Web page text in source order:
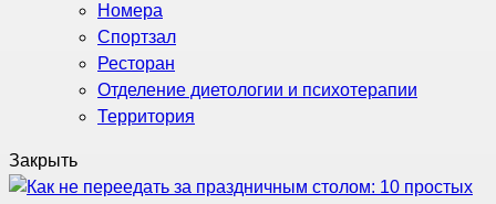
Номера
Спортзал
Ресторан
Отделение диетологии и психотерапии
Территория
Закрыть